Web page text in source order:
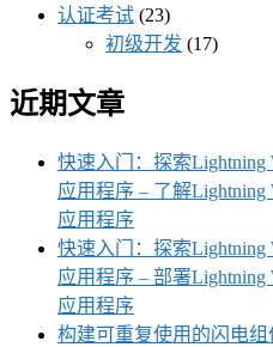
认证考试 (23)
初级开发 (17)
近期文章
快速入门：探索Lightning
应用程序 – 了解Lightning
应用程序
快速入门：探索Lightning
应用程序 – 部署Lightning
应用程序
构建可重复使用的闪电